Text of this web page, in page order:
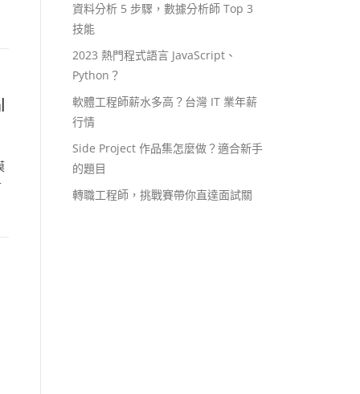
資料分析 5 步驟，數據分析師 Top 3
技能
2023 熱門程式語言 JavaScript、
Python？
軟體工程師薪水多高？台灣 IT 業年薪
行情
Side Project 作品集怎麼做？適合新手
的題目
轉職工程師，挑戰賽帶你直達面試關